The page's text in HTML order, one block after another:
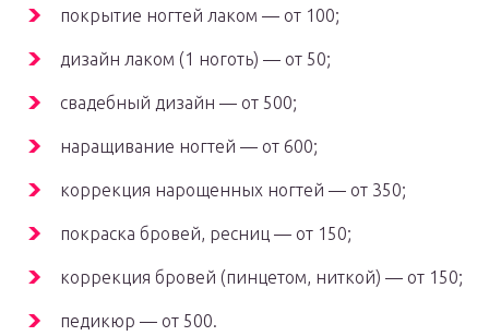
покрытие ногтей лаком — от 100;
дизайн лаком (1 ноготь) — от 50;
свадебный дизайн — от 500;
наращивание ногтей — от 600;
коррекция нарощенных ногтей — от 350;
покраска бровей, ресниц — от 150;
коррекция бровей (пинцетом, ниткой) — от 150;
педикюр — от 500.